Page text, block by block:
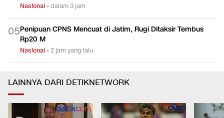
Nasional •dalam 3 jam
05Penipuan CPNS Mencuat di Jatim, Rugi Ditaksir Tembus
Rp20 M
Nasional •2 jam yang lalu
LAINNYA DARI DETIKNETWORK